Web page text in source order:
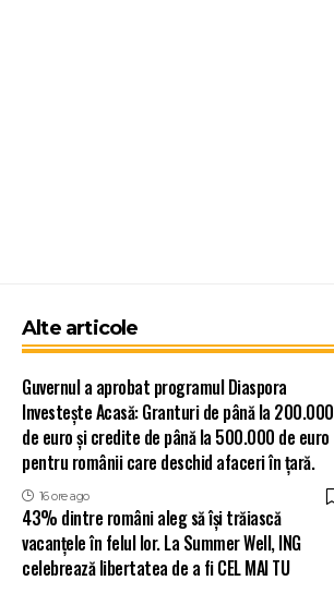
Alte articole
Guvernul a aprobat programul Diaspora
Investește Acasă: Granturi de până la 200.000
de euro și credite de până la 500.000 de euro
pentru românii care deschid afaceri în țară.
16 ore ago
43% dintre români aleg să își trăiască
vacanțele în felul lor. La Summer Well, ING
celebrează libertatea de a fi CEL MAI TU